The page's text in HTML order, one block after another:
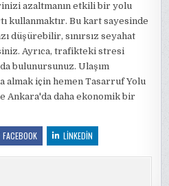
azaltmanın etkili bir yolu
kullanmaktır. Bu kart sayesinde
düşürebilir, sınırsız seyahat
Ayrıca, trafikteki stresi
bulunursunuz. Ulaşım
almak için hemen Tasarruf Yolu
Ankara'da daha ekonomik bir
FACEBOOK LINKEDIN